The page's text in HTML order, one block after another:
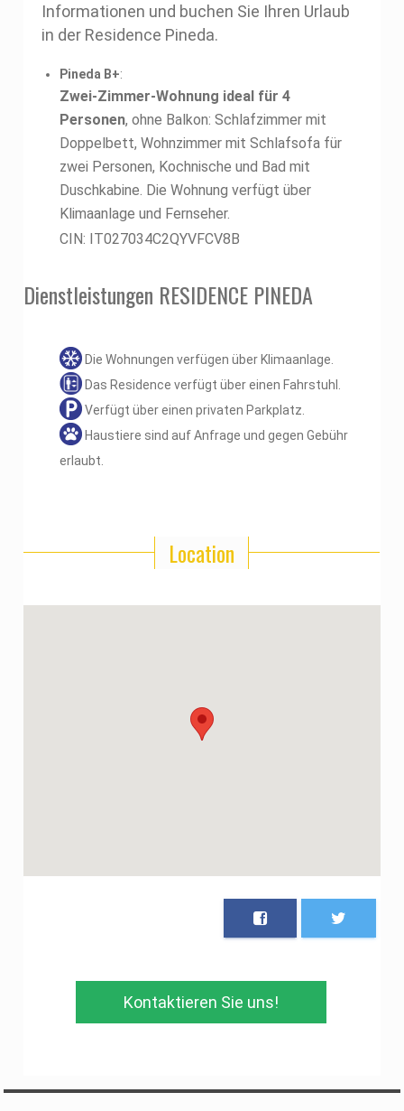
Informationen und buchen Sie Ihren Urlaub
in der Residence Pineda.
Pineda B+:
Zwei-Zimmer-Wohnung ideal für 4
Personen, ohne Balkon: Schlafzimmer mit
Doppelbett, Wohnzimmer mit Schlafsofa für
zwei Personen, Kochnische und Bad mit
Duschkabine. Die Wohnung verfügt über
Klimaanlage und Fernseher.
CIN: IT027034C2QYVFCV8B
Dienstleistungen RESIDENCE PINEDA
Die Wohnungen verfügen über Klimaanlage.
Das Residence verfügt über einen Fahrstuhl.
Verfügt über einen privaten Parkplatz.
Haustiere sind auf Anfrage und gegen Gebühr
erlaubt.
Location
Kontaktieren Sie uns!